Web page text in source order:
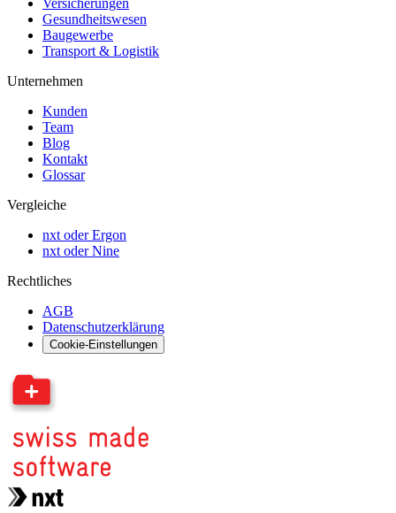
Versicherungen
Gesundheitswesen
Baugewerbe
Transport & Logistik
Unternehmen
Kunden
Team
Blog
Kontakt
Glossar
Vergleiche
nxt oder Ergon
nxt oder Nine
Rechtliches
AGB
Datenschutzerklärung
Cookie-Einstellungen